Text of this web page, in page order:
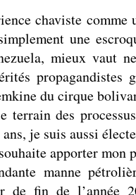
chaviste
une
, mieux vaut
propagandistes
du cirque
terrain des
je suis aussi
apportermon
manne
de fin de l’année